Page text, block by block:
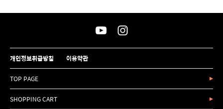
개인정보취급방침 이용약관
TOP PAGE
SHOPPING CART